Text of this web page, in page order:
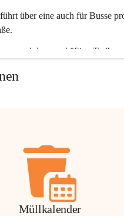
über eine auch für Busse
und das geschäftige Treiben
Müllkalender